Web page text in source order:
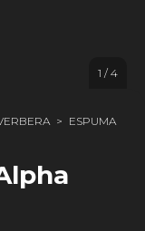
1 / 4
> ESPUMA